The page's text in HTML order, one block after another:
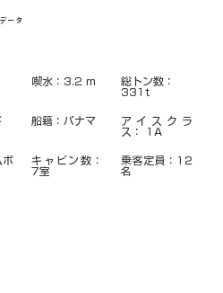
ータ
喫水：3.2 m
総トン数：
331t
船籍：パナマ
アイスクラ
ス： 1A
ボ
キャビン数：
7室
乗客定員：12
名